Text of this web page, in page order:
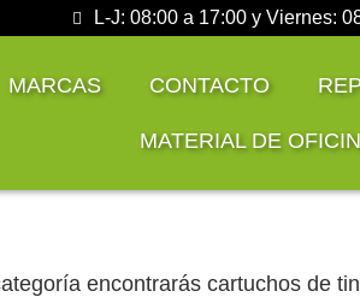
L-J: 08:00 a 17:00 y Viernes:
MARCAS CONTACTO
MATERIAL DE
encontrarás cartuchos de